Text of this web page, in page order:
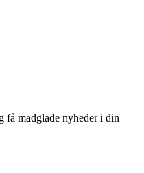
få madglade nyheder i din